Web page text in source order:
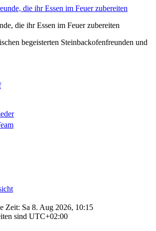
die ihr Essen im Feuer zubereiten
begeisterten Steinbackofenfreunden und
Zeit: Sa 8. Aug 2026, 10:15
sind UTC+02:00